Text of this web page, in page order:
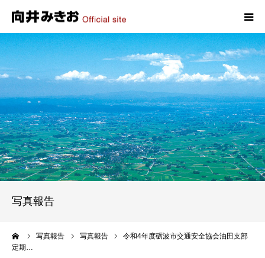
写真報告
写真報告 写真報告
令和4年度砺波市交通安全協会油田支部
定期…
HOME
プロフィール
政策
活動報告